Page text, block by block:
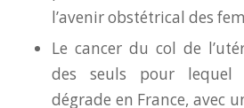
l’avenir obstétrical des
Le cancer du col de
des seuls pour lequel
dégrade en France, avec